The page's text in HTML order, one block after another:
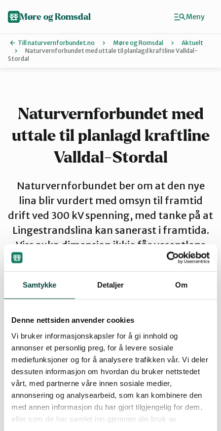
Samtykke Detaljer Om
Denne nettsiden anvender cookies
Vi bruker informasjonskapsler for å gi innhold og
annonser et personlig preg, for å levere sosiale
mediefunksjoner og for å analysere trafikken vår. Vi deler
dessuten informasjon om hvordan du bruker nettstedet
vårt, med partnerne våre innen sosiale medier,
annonsering og analysearbeid, som kan kombinere den
med annen informasjon du har gjort tilgjengelig for dem,
eller som de har samlet inn gjennom din bruk av
Aure
Kristiansund og Averøy
Molde
Ørsta og Volda
Rauma
Møre og Romsdal
Till naturvernforbundet.no Møre og Romsdal
Aktuelt
Naturvernforbundet med uttale til planlagd kraftline Valldal-
Stordal
Naturvernforbundet med
uttale til planlagd kraftline
Valldal-Stordal
Naturvernforbundet ber om at den nye
lina blir vurdert med omsyn til framtid
drift ved 300 kV spenning, med tanke på at
Lingestrandslina kan sanerast i framtida.
Viss auka dimensjon ikkje får vesentlege
utslag, vil samla inngrep i form av ein
linetrase framfor 2 vere interessant.
ByArtikkelimportør
19.05.2005 09:02
Øystein Folden er leiar i Naturvernforbundet i
Møre og Romsdal. Han kan kontaktast på telefon
91 81 25 42 eller epost
moreromsdal(a)naturvern.no.